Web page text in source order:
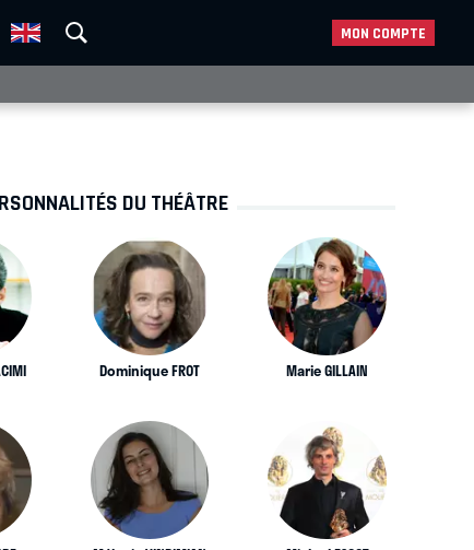
MON COMPTE
DU THÉÂTRE
Dominique FROT Marie GILLAIN